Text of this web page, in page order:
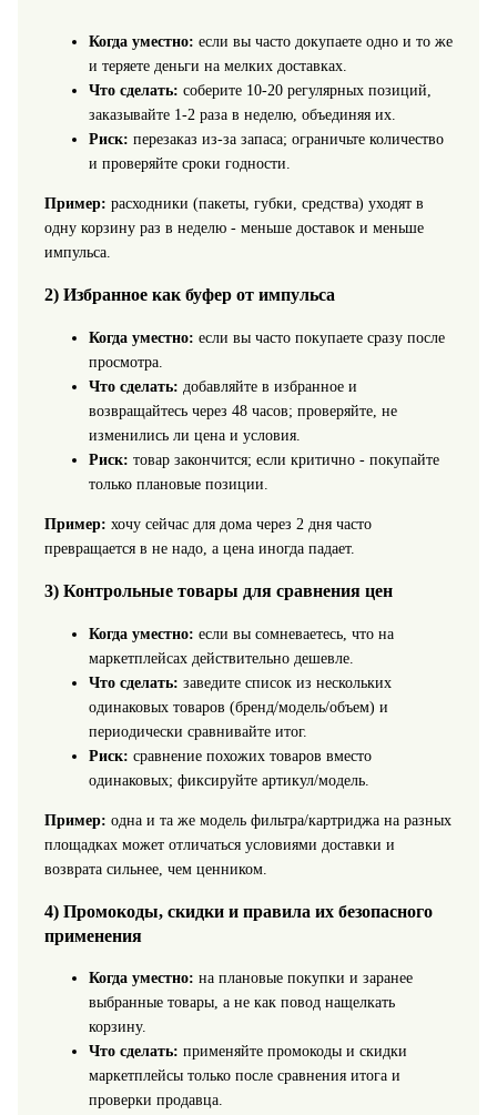
Когда уместно: если вы часто докупаете одно и то же
и теряете деньги на мелких доставках.
Что сделать: соберите 10-20 регулярных позиций,
заказывайте 1-2 раза в неделю, объединяя их.
Риск: перезаказ из-за запаса; ограничьте количество
и проверяйте сроки годности.
Пример: расходники (пакеты, губки, средства) уходят в
одну корзину раз в неделю - меньше доставок и меньше
импульса.
2) Избранное как буфер от импульса
Когда уместно: если вы часто покупаете сразу после
просмотра.
Что сделать: добавляйте в избранное и
возвращайтесь через 48 часов; проверяйте, не
изменились ли цена и условия.
Риск: товар закончится; если критично - покупайте
только плановые позиции.
Пример: хочу сейчас для дома через 2 дня часто
превращается в не надо, а цена иногда падает.
3) Контрольные товары для сравнения цен
Когда уместно: если вы сомневаетесь, что на
маркетплейсах действительно дешевле.
Что сделать: заведите список из нескольких
одинаковых товаров (бренд/модель/объем) и
периодически сравнивайте итог.
Риск: сравнение похожих товаров вместо
одинаковых; фиксируйте артикул/модель.
Пример: одна и та же модель фильтра/картриджа на разных
площадках может отличаться условиями доставки и
возврата сильнее, чем ценником.
4) Промокоды, скидки и правила их безопасного
применения
Когда уместно: на плановые покупки и заранее
выбранные товары, а не как повод нащелкать
корзину.
Что сделать: применяйте промокоды и скидки
маркетплейсы только после сравнения итога и
проверки продавца.